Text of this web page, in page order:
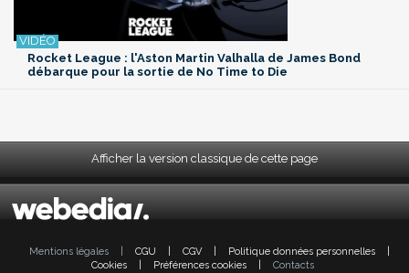
Rocket League : l'Aston Martin Valhalla de James Bond
débarque pour la sortie de No Time to Die
Afficher la version classique de cette page
Mentions légales CGU CGV Politique données personnelles
Cookies
Préférences cookies Contacts